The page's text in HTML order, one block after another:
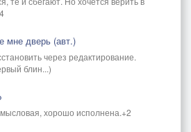
мне дверь (авт.)
через редактирование.
блин...)
хорошо исполнена.+2